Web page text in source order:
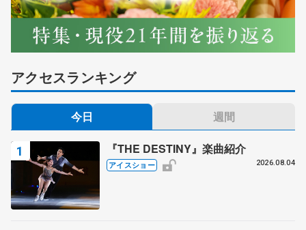
アクセスランキング
今日 週間
『THE DESTINY』楽曲紹介
アイスショー 2026.08.04